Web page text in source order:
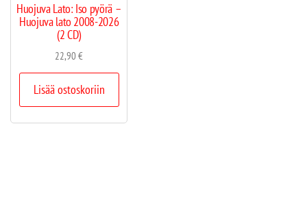
Huojuva Lato: Iso pyörä –
Huojuva lato 2008-2026
(2 CD)
22,90€
Lisää ostoskoriin